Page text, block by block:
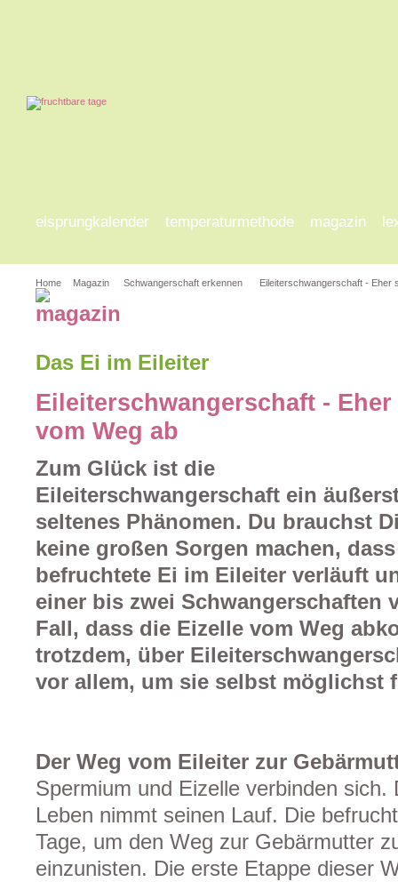
eisprungkalender temperaturmethode magazin
Home Magazin Schwangerschaft erkennen Eileiterschwangerschaft - Eher
Das Ei im Eileiter
Eileiterschwangerschaft -
vom Weg ab
Zum Glück ist die
Eileiterschwangerschaft ein
seltenes Phänomen. Du brauchst
keine großen Sorgen machen,
befruchtete Ei im Eileiter verläuft
einer bis zwei Schwangerschaften
Fall, dass die Eizelle vom Weg
trotzdem, über
vor allem, um sie selbst möglichst
Der Weg vom Eileiter zur
Spermium und Eizelle verbinden
Leben nimmt seinen Lauf. Die
Tage, um den Weg zur Gebärmutter
einzunisten. Die erste Etappe dieser